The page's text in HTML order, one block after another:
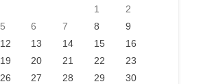
1
2
5 6 7 8
9
12 13 14 15
16
19 20 21 22
23
26 27 28 29
30